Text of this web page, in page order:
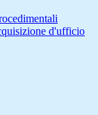
d'ufficio